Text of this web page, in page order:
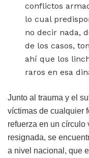
conflictos
lo cual
no decir nada,
de los casos,
ahí que los
raros en esa
Junto al trauma y el
víctimas de cualquier
refuerza en un
resignada, se
a nivel nacional, que